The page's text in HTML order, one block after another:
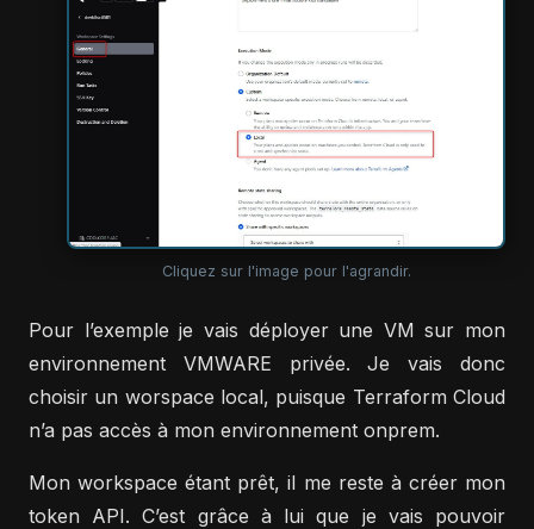
Cliquez sur l'image pour l'agrandir.
Pour l’exemple je vais déployer une VM sur mon
environnement VMWARE privée. Je vais donc
choisir un worspace local, puisque Terraform Cloud
n’a pas accès à mon environnement onprem.
Mon workspace étant prêt, il me reste à créer mon
token API. C’est grâce à lui que je vais pouvoir